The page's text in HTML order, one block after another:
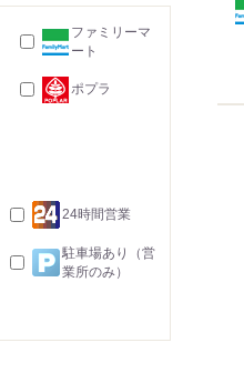
ファミリーマ
ート
ポプラ
24時間営業
駐車場あり（営
業所のみ）